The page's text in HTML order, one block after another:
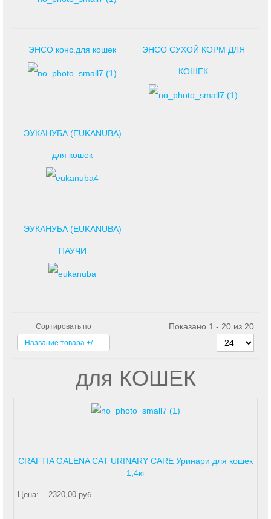
ЭНСО конс.для кошек ЭНСО СУХОЙ КОРМ ДЛЯ
КОШЕК
ЭУКАНУБА (EUKANUBA)
для кошек
ЭУКАНУБА (EUKANUBA)
ПАУЧИ
Сортировать по
Название товара +/-
Показано 1 - 20 из 20
для КОШЕК
CRAFTIA GALENA CAT URINARY CARE Уринари для кошек
1,4кг
Цена: 2320,00 руб